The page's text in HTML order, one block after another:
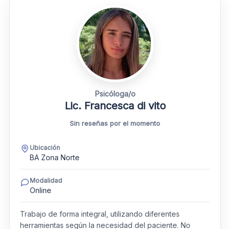
Psicóloga/o
Lic. Francesca di vito
Sin reseñas por el momento
Ubicación
BA Zona Norte
Modalidad
Online
Trabajo de forma integral, utilizando diferentes
herramientas según la necesidad del paciente. No